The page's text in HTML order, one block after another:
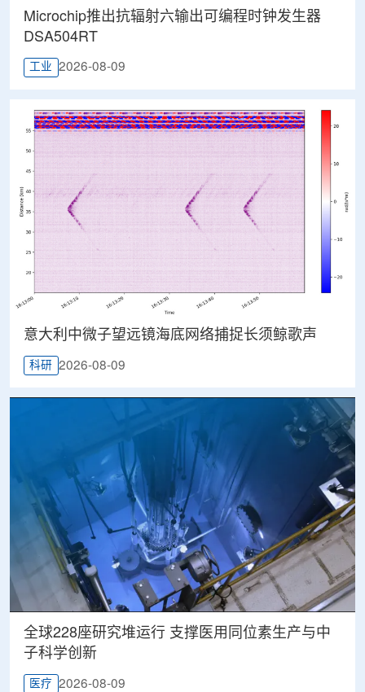
Microchip推出抗辐射六输出可编程时钟发生器
DSA504RT
工业 2026-08-09
意大利中微子望远镜海底网络捕捉长须鲸歌声
科研 2026-08-09
全球228座研究堆运行 支撑医用同位素生产与中
子科学创新
医疗 2026-08-09